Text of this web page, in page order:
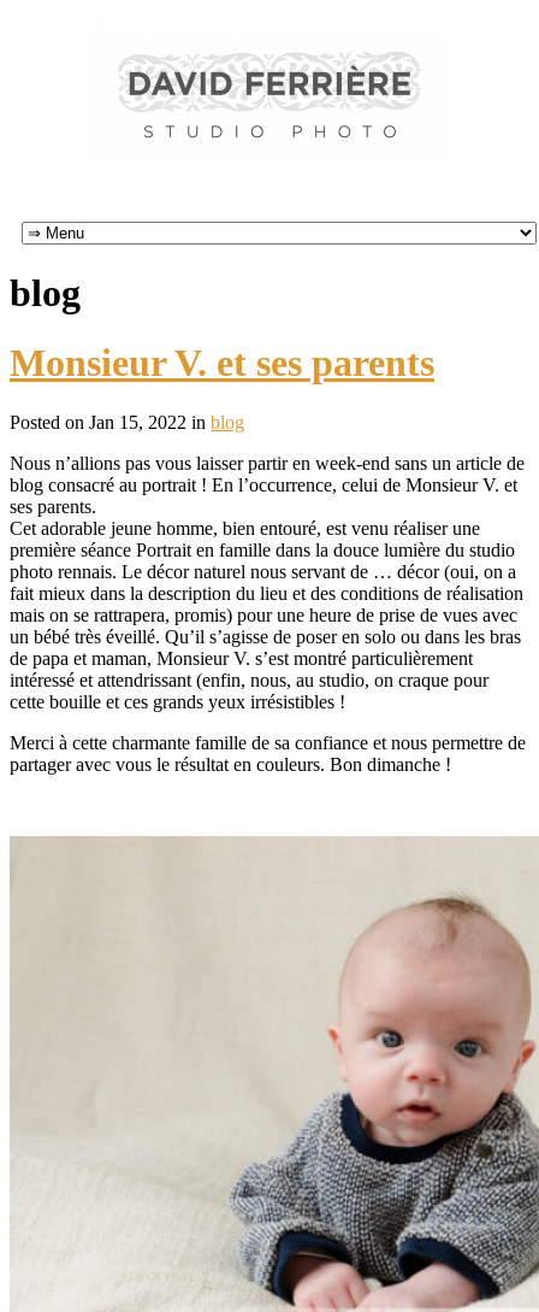
blog
Monsieur V. et ses parents
Posted on Jan 15, 2022 in blog
Nous n’allions pas vous laisser partir en week-end sans un article de
blog consacré au portrait ! En l’occurrence, celui de Monsieur V. et
ses parents.
Cet adorable jeune homme, bien entouré, est venu réaliser une
première séance Portrait en famille dans la douce lumière du studio
photo rennais. Le décor naturel nous servant de … décor (oui, on a
fait mieux dans la description du lieu et des conditions de réalisation
mais on se rattrapera, promis) pour une heure de prise de vues avec
un bébé très éveillé. Qu’il s’agisse de poser en solo ou dans les bras
de papa et maman, Monsieur V. s’est montré particulièrement
intéressé et attendrissant (enfin, nous, au studio, on craque pour
cette bouille et ces grands yeux irrésistibles !
Merci à cette charmante famille de sa confiance et nous permettre de
partager avec vous le résultat en couleurs. Bon dimanche !